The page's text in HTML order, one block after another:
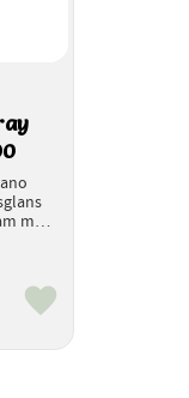
med
Lägg till i favoriter